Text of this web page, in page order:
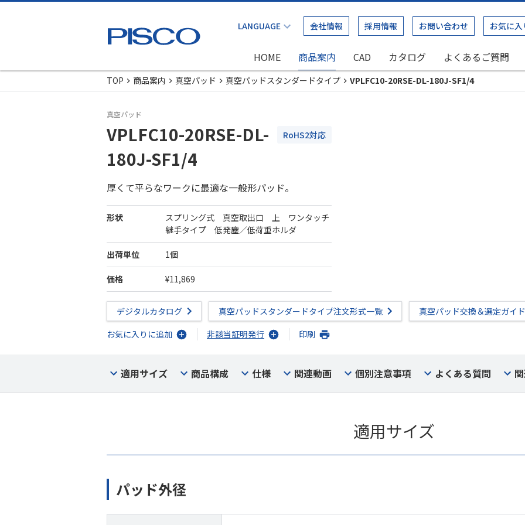
会社情報 採用情報 お問い合わせ お気に入
HOME 商品案内 CAD カタログ よくあるご質問
TOP
商品案内 真空パッド 真空パッドスタンダードタイプ VPLFC10-20RSE-DL-180J-SF1/4
真空パッド
VPLFC10-20RSE-DL-
180J-SF1/4
RoHS2対応
厚くて平らなワークに最適な一般形パッド。
形状
スプリング式 真空取出口 上 ワンタッチ
継手タイプ 低発塵／低荷重ホルダ
出荷単位 1個
価格 ¥11,869
デジタルカタログ 真空パッドスタンダードタイプ注文形式一覧
真空パッド交換＆選定ガイド
お気に入りに追加
非該当証明発行 印刷
適用サイズ 商品構成 仕様 関連動画 個別注意事項 よくある質問
適用サイズ
パッド外径